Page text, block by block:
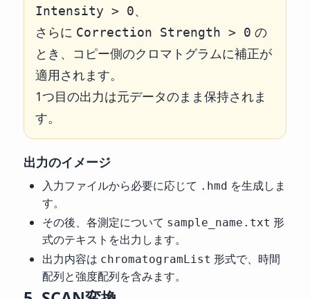
Intensity > 0、
さらに Correction Strength > 0 の
とき、コピー側のクロマトグラムに補正が
適用されます。
1つ目の出力は元データのまま保持されま
す。
出力のイメージ
入力ファイルから必要に応じて .hmd を生成しま
す。
その後、各測定について sample_name.txt 形
式のテキストを出力します。
出力内容は chromatogramList 形式で、時間
配列と強度配列を含みます。